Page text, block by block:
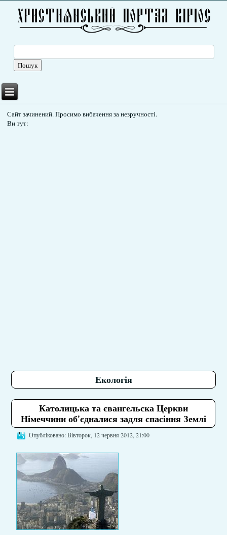
Сайт зачинений. Просимо вибачення за незручності.
Ви тут:
Екологія
Католицька та євангельска Церкви
Німеччини об'єдналися задля спасіння Землі
Опубліковано: Вівторок, 12 червня 2012, 21:00